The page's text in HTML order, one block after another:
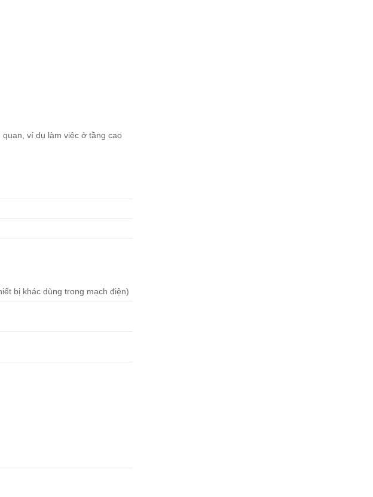
ví dụ làm việc ở tầng cao
bị khác dùng trong mạch điện)